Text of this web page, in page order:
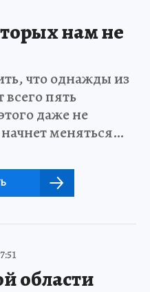
нам не
что однажды из
пять
даже не
меняться…
области